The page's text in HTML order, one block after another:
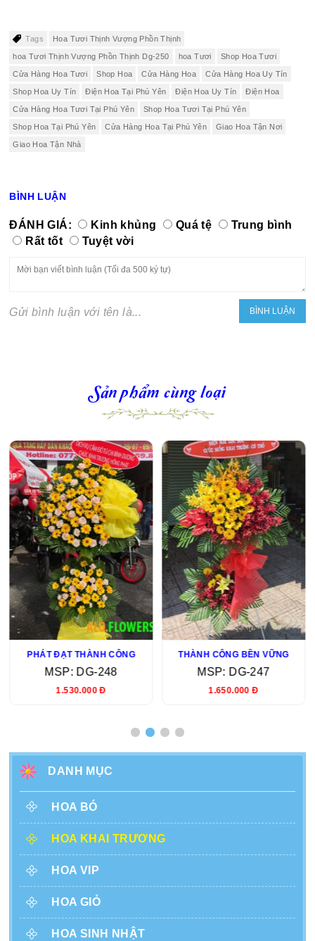
Tags Hoa Tươi Thịnh Vượng Phồn Thịnh
hoa Tươi Thịnh Vượng Phồn Thịnh Dg-250 hoa Tươi Shop Hoa Tươi
Cửa Hàng Hoa Tươi Shop Hoa Cửa Hàng Hoa Cửa Hàng Hoa Uy Tín
Shop Hoa Uy Tín Điện Hoa Tại Phú Yên Điện Hoa Uy Tín Điện Hoa
Cửa Hàng Hoa Tươi Tại Phú Yên Shop Hoa Tươi Tại Phú Yên
Shop Hoa Tại Phú Yên Cửa Hàng Hoa Tại Phú Yên Giao Hoa Tận Nơi
Giao Hoa Tận Nhà
BÌNH LUẬN
ĐÁNH GIÁ: Kinh khủng Quá tệ
Trung bình
Rất tốt
Tuyệt vời
Gửi bình luận với tên là...
Sản phẩm cùng loại
PHÁT ĐẠT THÀNH CÔNG
MSP: DG-248
1.530.000 Đ
THÀNH CÔNG BỀN VỮNG
MSP: DG-247
1.650.000 Đ
DANH MỤC
HOA BÓ
HOA KHAI TRƯƠNG
HOA VIP
HOA GIỎ
HOA SINH NHẬT